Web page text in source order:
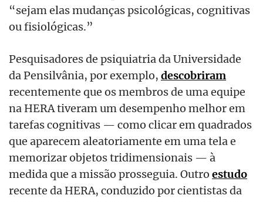
“sejam elas mudanças psicológicas, cognitivas
ou fisiológicas.”
Pesquisadores de psiquiatria da Universidade
da Pensilvânia, por exemplo, descobriram
recentemente que os membros de uma equipe
na HERA tiveram um desempenho melhor em
tarefas cognitivas — como clicar em quadrados
que aparecem aleatoriamente em uma tela e
memorizar objetos tridimensionais — à
medida que a missão prosseguia. Outro estudo
recente da HERA, conduzido por cientistas da